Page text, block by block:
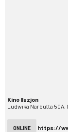
Kino Iluzjon
Ludwika Narbutta 50A,
ONLINE https://